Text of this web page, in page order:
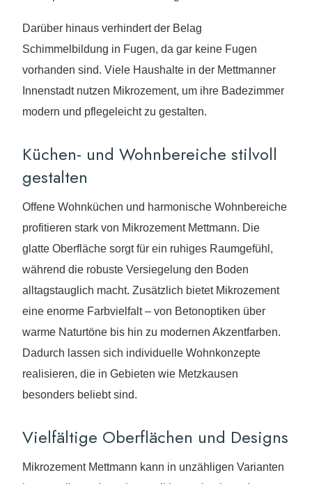
Darüber hinaus verhindert der Belag
Schimmelbildung in Fugen, da gar keine Fugen
vorhanden sind. Viele Haushalte in der Mettmanner
Innenstadt nutzen Mikrozement, um ihre Badezimmer
modern und pflegeleicht zu gestalten.
Küchen- und Wohnbereiche stilvoll
gestalten
Offene Wohnküchen und harmonische Wohnbereiche
profitieren stark von Mikrozement Mettmann. Die
glatte Oberfläche sorgt für ein ruhiges Raumgefühl,
während die robuste Versiegelung den Boden
alltagstauglich macht. Zusätzlich bietet Mikrozement
eine enorme Farbvielfalt – von Betonoptiken über
warme Naturtöne bis hin zu modernen Akzentfarben.
Dadurch lassen sich individuelle Wohnkonzepte
realisieren, die in Gebieten wie Metzkausen
besonders beliebt sind.
Vielfältige Oberflächen und Designs
Mikrozement Mettmann kann in unzähligen Varianten